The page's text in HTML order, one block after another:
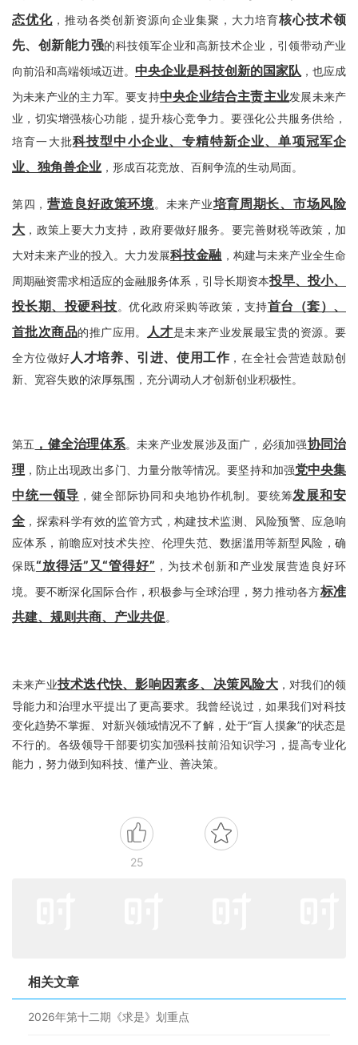
态优化，推动各类创新资源向企业集聚，大力培育核心技术领
先、创新能力强的科技领军企业和高新技术企业，引领带动产业
向前沿和高端领域迈进。 中央企业是科技创新的国家队 ，也应成
为未来产业的主力军。要支持中央企业结合主责主业发展未来产
业，切实增强核心功能，提升核心竞争力。要强化公共服务供给，
培育一大批科技型中小企业、专精特新企业、单项冠军企
业、独角兽企业 ，形成百花竞放、百舸争流的生动局面。
第四，营造良好政策环境。未来产业培育周期长、市场风险
大 ，政策上要大力支持，政府要做好服务。要完善财税等政策，加
大对未来产业的投入。大力发展科技金融 ，构建与未来产业全生命
周期融资需求相适应的金融服务体系，引导长期资本投早、投小、
投长期、投硬科技。优化政府采购等政策，支持首台（套）、
首批次商品的推广应用。 人才是未来产业发展最宝贵的资源。要
全方位做好人才培养、引进、使用工作 ，在全社会营造鼓励创
新、宽容失败的浓厚氛围，充分调动人才创新创业积极性。
第五 ，健全治理体系。未来产业发展涉及面广，必须加强协同治
理 ，防止出现政出多门、力量分散等情况。要坚持和加强党中央集
中统一领导 ，健全部际协同和央地协作机制。要统筹发展和安
全 ，探索科学有效的监管方式，构建技术监测、风险预警、应急响
应体系，前瞻应对技术失控、伦理失范、数据滥用等新型风险，确
保既“放得活”又“管得好” ，为技术创新和产业发展营造良好环
境。要不断深化国际合作，积极参与全球治理，努力推动各方标准
共建、规则共商、产业共促。
未来产业技术迭代快、影响因素多、决策风险大，对我们的领
导能力和治理水平提出了更高要求。我曾经说过，如果我们对科技
变化趋势不掌握、对新兴领域情况不了解，处于“盲人摸象”的状态是
不行的。各级领导干部要切实加强科技前沿知识学习，提高专业化
能力，努力做到知科技、懂产业、善决策。
25
相关文章
2026年第十二期《求是》划重点